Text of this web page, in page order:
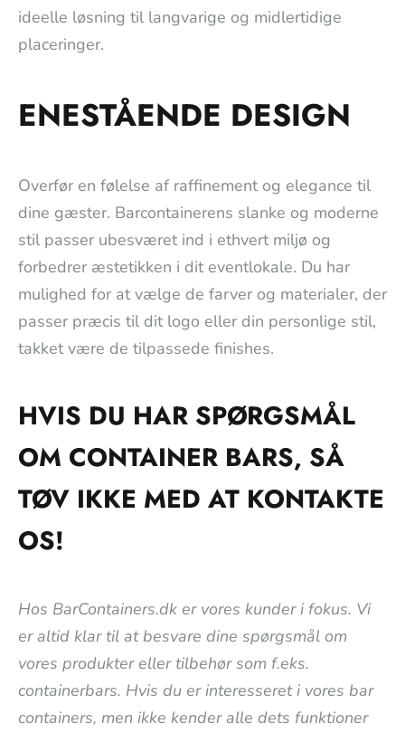
ideelle løsning til langvarige og midlertidige
placeringer.
ENESTÅENDE DESIGN
Overfør en følelse af raffinement og elegance til
dine gæster. Barcontainerens slanke og moderne
stil passer ubesværet ind i ethvert miljø og
forbedrer æstetikken i dit eventlokale. Du har
mulighed for at vælge de farver og materialer, der
passer præcis til dit logo eller din personlige stil,
takket være de tilpassede finishes.
HVIS DU HAR SPØRGSMÅL
OM CONTAINER BARS, SÅ
TØV IKKE MED AT KONTAKTE
OS!
Hos BarContainers.dk er vores kunder i fokus. Vi
er altid klar til at besvare dine spørgsmål om
vores produkter eller tilbehør som f.eks.
containerbars. Hvis du er interesseret i vores bar
containers, men ikke kender alle dets funktioner